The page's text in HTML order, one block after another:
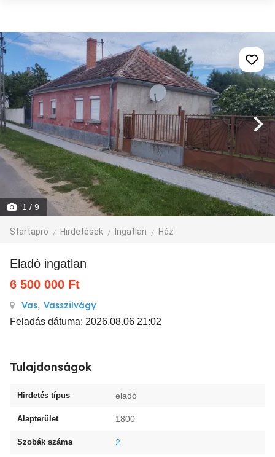
1 / 9
Startapro Hirdetések Ingatlan Ház
Eladó ingatlan
6 500 000 Ft
Vas, Vasszilvágy
Feladás dátuma: 2026.08.06 21:02
Tulajdonságok
Hirdetés típus eladó
Alapterület 1800
Szobák száma 2